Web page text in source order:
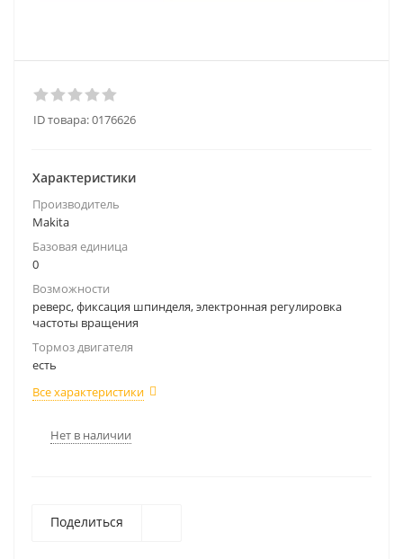
ID товара:0176626
Характеристики
Производитель
Makita
Базовая единица
0
Возможности
реверс, фиксация шпинделя, электронная регулировка
частоты вращения
Тормоз двигателя
есть
Все характеристики
Нет в наличии
Поделиться